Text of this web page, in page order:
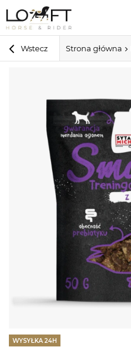
Wstecz Strona główna
WYSYŁKA 24H